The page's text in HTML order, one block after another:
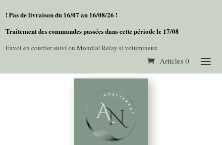
! Pas de livraison du 16/07 au 16/08/26 !
Traitement des commandes passées dans cette période le 17/08
Envoi en courrier suivi ou Mondial Relay si volumineux
Articles 0